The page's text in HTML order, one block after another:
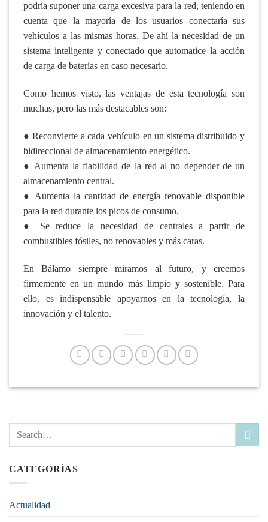
podría suponer una carga excesiva para la red, teniendo en
cuenta que la mayoría de los usuarios conectaría sus
vehículos a las mismas horas. De ahí la necesidad de un
sistema inteligente y conectado que automatice la acción
de carga de baterías en caso necesario.
Como hemos visto, las ventajas de esta tecnología son
muchas, pero las más destacables son:
● Reconvierte a cada vehículo en un sistema distribuido y
bidireccional de almacenamiento energético.
● Aumenta la fiabilidad de la red al no depender de un
almacenamiento central.
● Aumenta la cantidad de energía renovable disponible
para la red durante los picos de consumo.
● Se reduce la necesidad de centrales a partir de
combustibles fósiles, no renovables y más caras.
En Bálamo siempre miramos al futuro, y creemos
firmemente en un mundo más limpio y sostenible. Para
ello, es indispensable apoyarnos en la tecnología, la
innovación y el talento.
CATEGORÍAS
Actualidad